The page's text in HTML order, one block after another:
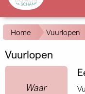
gaan
Kruimelpad
Home Vuurlopen
Vuurlopen
Quote
Waar